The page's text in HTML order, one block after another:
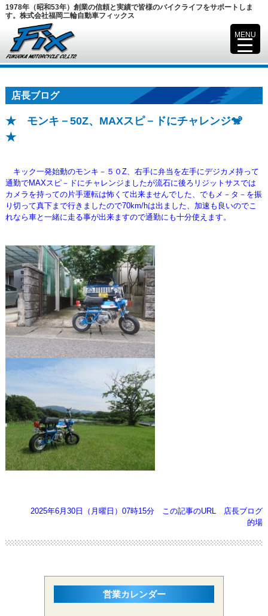
1978年（昭和53年）創業の信頼と実績で皆様のバイクライフをサポートしま
す。株式会社福岡二輪自動車フィックス
店長ブログ
★ モンキ－50Z、MAXスピ－ドにチャレンジ🐒
★
キック一発始動のモンキ－５０Z、右手に弁当を左手にデジカメ持って
通勤でMAXスピ－ドにチャレンジましたが流石に後ろリジットサスでは
カメラを持っての片手運転は怖くて出来ませんでした、でもメ－タ－を振
り切って真下まで行きましたので70km/hは出ました、加速も良いのでこ
れなら車と一緒に走る事が出来ますので通勤にも十分使えます。
2025年6月30日（月曜日）07時15分 この記事のURL
店長ブログ
的場
営業カレンダー
MENU
▼